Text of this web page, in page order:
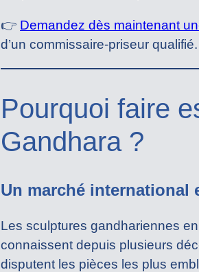
👉 Demandez dès maintenant
d’un commissaire-priseur qualifié.
Pourquoi faire
Gandhara ?
Un marché international
Les sculptures gandhariennes
connaissent depuis plusieurs
disputent les pièces les plus